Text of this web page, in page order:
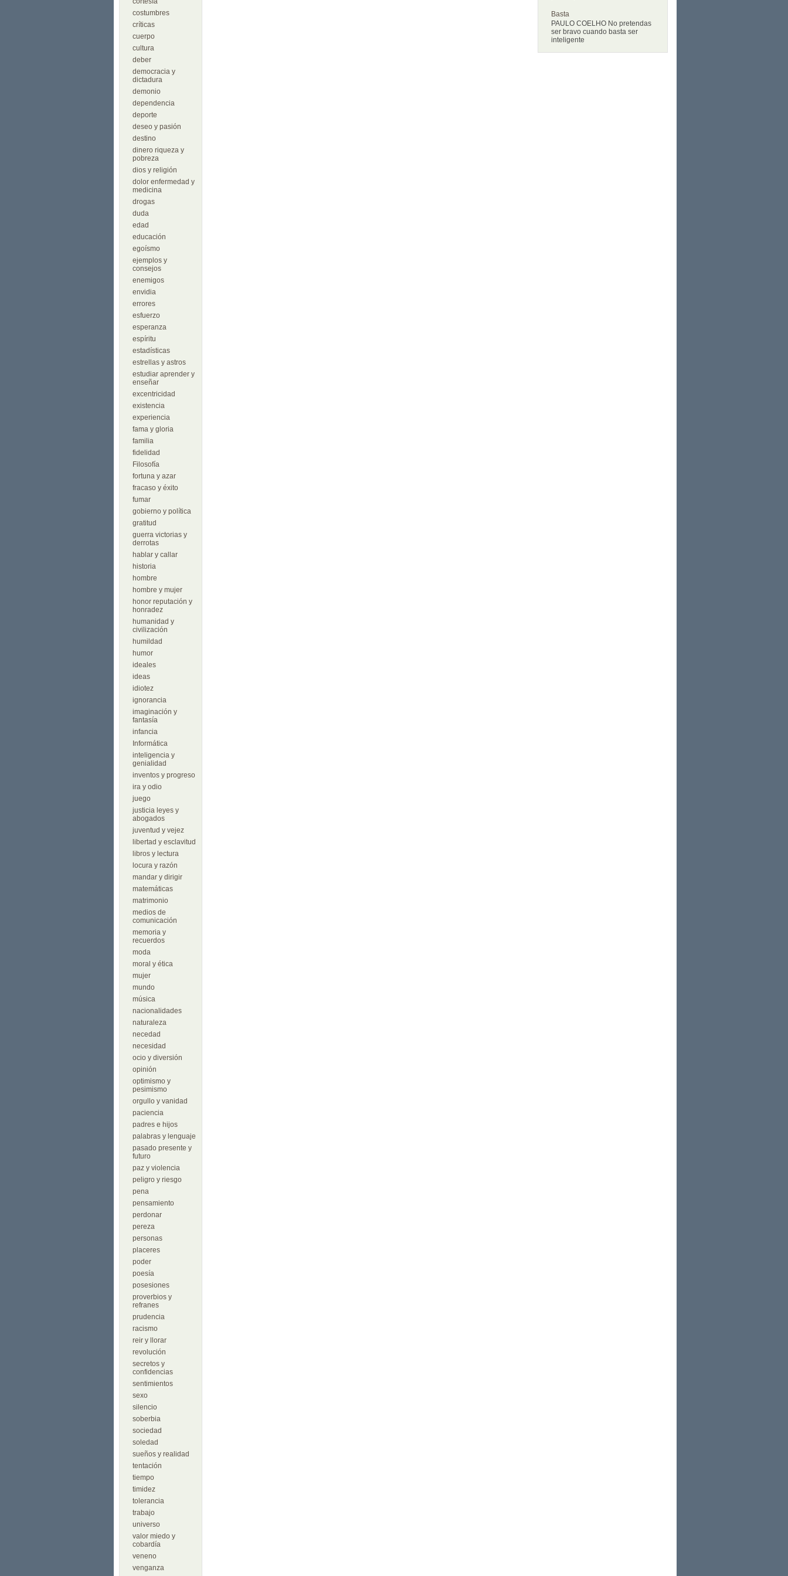
costumbres
críticas
cuerpo
cultura
deber
democracia y
dictadura
demonio
dependencia
deporte
deseo y pasión
destino
dinero riqueza y
pobreza
dios y religión
dolor enfermedad y
medicina
drogas
duda
edad
educación
egoísmo
ejemplos y
consejos
enemigos
envidia
errores
esfuerzo
esperanza
espíritu
estadísticas
estrellas y astros
estudiar aprender y
enseñar
excentricidad
existencia
experiencia
fama y gloria
familia
fidelidad
Filosofía
fortuna y azar
fracaso y éxito
fumar
gobierno y política
gratitud
guerra victorias y
derrotas
hablar y callar
historia
hombre
hombre y mujer
honor reputación y
honradez
humanidad y
civilización
humildad
humor
ideales
ideas
idiotez
ignorancia
imaginación y
fantasía
infancia
Informática
inteligencia y
genialidad
inventos y progreso
ira y odio
juego
justicia leyes y
abogados
juventud y vejez
libertad y esclavitud
libros y lectura
locura y razón
mandar y dirigir
matemáticas
matrimonio
medios de
comunicación
memoria y
recuerdos
moda
moral y ética
mujer
mundo
música
nacionalidades
naturaleza
necedad
necesidad
ocio y diversión
opinión
optimismo y
pesimismo
orgullo y vanidad
paciencia
padres e hijos
palabras y lenguaje
pasado presente y
futuro
paz y violencia
peligro y riesgo
pena
pensamiento
perdonar
pereza
personas
placeres
poder
poesía
posesiones
proverbios y
refranes
prudencia
racismo
reir y llorar
revolución
secretos y
confidencias
sentimientos
sexo
silencio
soberbia
sociedad
soledad
sueños y realidad
tentación
tiempo
timidez
tolerancia
trabajo
universo
valor miedo y
cobardía
veneno
venganza
Basta
PAULO COELHO No pretendas
ser bravo cuando basta ser
inteligente